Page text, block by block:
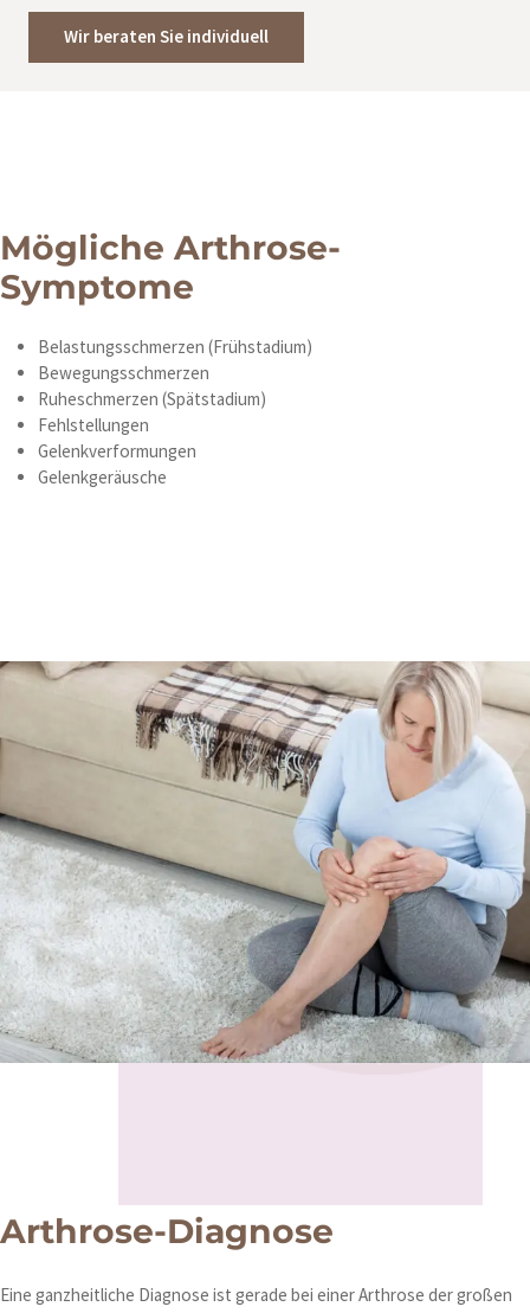
Wir beraten Sie individuell
Mögliche Arthrose-
Symptome
Belastungsschmerzen (Frühstadium)
Bewegungsschmerzen
Ruheschmerzen (Spätstadium)
Fehlstellungen
Gelenkverformungen
Gelenkgeräusche
Arthrose-Diagnose
Eine ganzheitliche Diagnose ist gerade bei einer Arthrose der großen